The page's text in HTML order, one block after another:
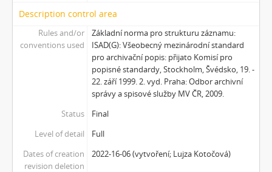
Description control area
Rules and/or
conventions used
Základní norma pro strukturu záznamu:
ISAD(G): Všeobecný mezinárodní standard
pro archivační popis: přijato Komisí pro
popisné standardy, Stockholm, Švédsko, 19. -
22. září 1999. 2. vyd. Praha: Odbor archivní
správy a spisové služby MV ČR, 2009.
Status
Final
Level of detail
Full
Dates of creation
revision deletion
2022-16-06 (vytvoření; Lujza Kotočová)